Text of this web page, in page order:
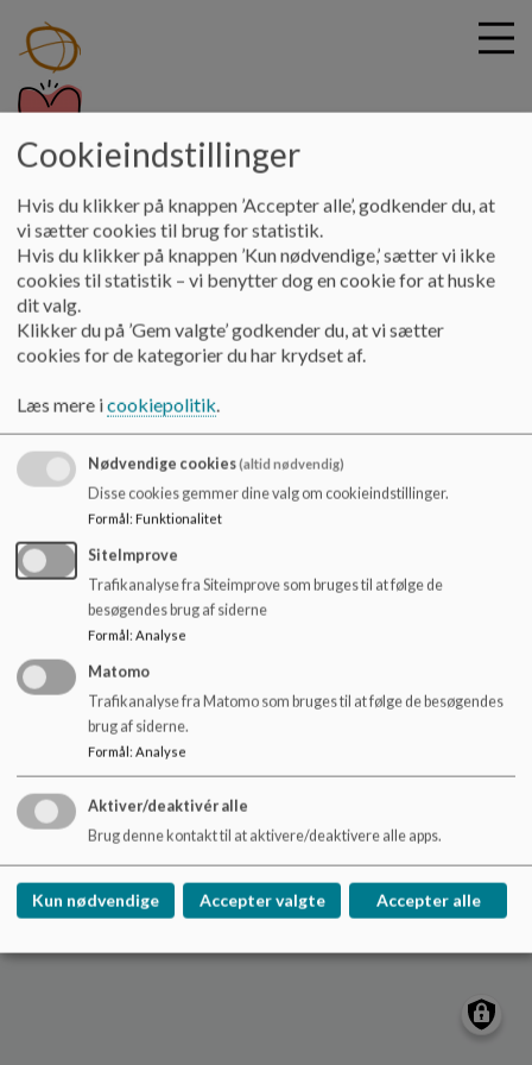
i
Brårup skole
Planer og Principper Forventninger lærer
Forventninger lærer
Se vedhæftede.
Dokumenter
Forventninger til lærerne.pdf
Brårup Skole
Brårupvej 94. 7800 Skive
braarupskole@skivekommune.dk
9915 6950
EAN NR.
5790000402199
Tilgængelighedserklæring
Sitemap
Cookie politik
Cookieindstillinger
Hvis du klikker på knappen ’Accepter alle’, godkender du, at
vi sætter cookies til brug for statistik.
Hvis du klikker på knappen ’Kun nødvendige,’ sætter vi ikke
cookies til statistik – vi benytter dog en cookie for at huske
dit valg.
Klikker du på ’Gem valgte’ godkender du, at vi sætter
cookies for de kategorier du har krydset af.
Læs mere icookiepolitik.
Nødvendige cookies(altid nødvendig)
Disse cookies gemmer dine valg om cookieindstillinger.
Formål: Funktionalitet
SiteImprove
Trafikanalyse fra Siteimprove som bruges til at følge de
besøgendes brug af siderne
Formål: Analyse
Matomo
Trafikanalyse fra Matomo som bruges til at følge de besøgendes
brug af siderne.
Formål: Analyse
Aktiver/deaktivér alle
Brug denne kontakt til at aktivere/deaktivere alle apps.
Kun nødvendige Accepter valgte Accepter alle